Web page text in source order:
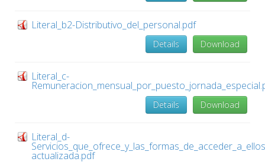
Literal_b2-Distributivo_del_personal.pdf
Download
Details
Literal_c-
Download
Details
Literal_d-
Servicios_que_ofrece_y_las_formas_de_acceder_a_ellos
actualizada.pdf